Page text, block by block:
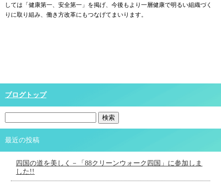
しては「健康第一、安全第一」を掲げ、今後もより一層健康で明るい組織づく
りに取り組み、働き方改革にもつなげてまいります。
ブログトップ
最近の投稿
四国の道を美しく－「88クリーンウォーク四国」に参加しま
した!!